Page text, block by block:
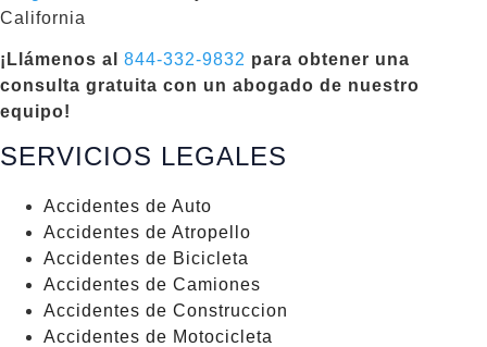
California
¡Llámenos al 844-332-9832 para obtener una
consulta gratuita con un abogado de nuestro
equipo!
SERVICIOS LEGALES
Accidentes de Auto
Accidentes de Atropello
Accidentes de Bicicleta
Accidentes de Camiones
Accidentes de Construccion
Accidentes de Motocicleta